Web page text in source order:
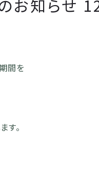
お知らせ 12
間を
す。